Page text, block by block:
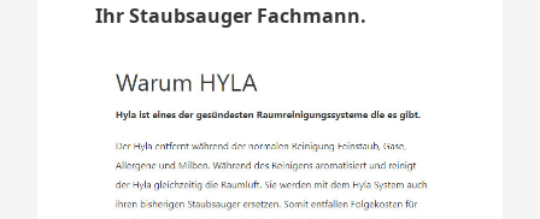
Ihr Staubsauger Fachmann.